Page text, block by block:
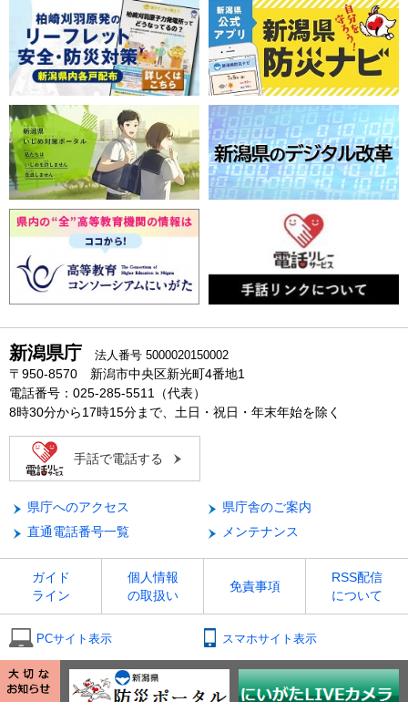
新潟県庁 法人番号 5000020150002
〒950-8570 新潟市中央区新光町4番地1
電話番号：025-285-5511（代表）
8時30分から17時15分まで、土日・祝日・年末年始を除く
手話で電話する
県庁へのアクセス
県庁舎のご案内
直通電話番号一覧
メンテナンス
ガイド
ライン
個人情報
の取扱い
免責事項
RSS配信
について
PCサイト表示 スマホサイト表示